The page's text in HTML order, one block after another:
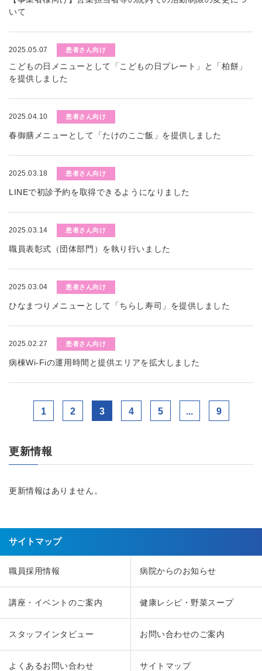
いて
2025.05.07 患者さん向け
こどもの日メニューとして「こどもの日プレート」と「柏餅」
を提供しました
2025.04.10 患者さん向け
春御膳メニューとして「たけのこご飯」を提供しました
2025.03.18 患者さん向け
LINEで初診予約を取得できるようになりました
2025.03.14 患者さん向け
職員表彰式（団体部門）を執り行いました
2025.03.04 患者さん向け
ひなまつりメニューとして「ちらし寿司」を提供しました
2025.02.27 患者さん向け
病棟Wi-Fiの運用時間と提供エリアを拡大しました
1 2 3 4 5 ... 9
更新情報
更新情報はありません。
サイトマップ
職員採用情報 病院からのお知らせ
講座・イベントのご案内 健康レシピ・野菜スープ
スタッフインタビュー お問い合わせのご案内
よくあるお問い合わせ サイトマップ